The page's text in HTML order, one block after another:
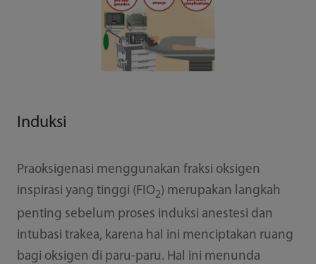
Induksi
Praoksigenasi menggunakan fraksi oksigen
inspirasi yang tinggi (FIO2) merupakan langkah
penting sebelum proses induksi anestesi dan
intubasi trakea, karena hal ini menciptakan ruang
bagi oksigen di paru-paru. Hal ini menunda